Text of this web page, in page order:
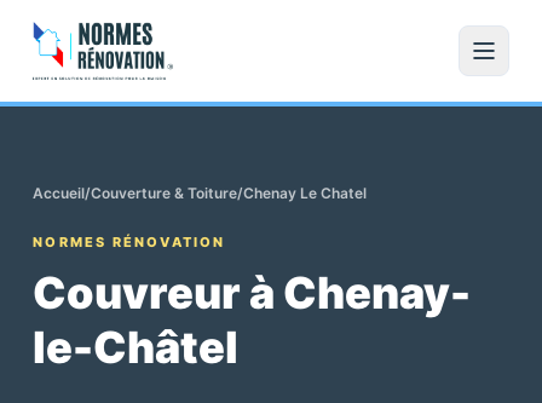
Accueil/Couverture & Toiture/Chenay Le Chatel
NORMES RÉNOVATION
Couvreur à Chenay-
le-Châtel